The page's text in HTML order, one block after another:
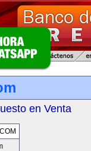
en Venta